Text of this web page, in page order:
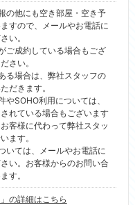
の他にも空き部屋・空き予
すので、メールやお電話に
い。
ご成約している場合もござ
さい。
る場合は、弊社スタッフの
だきます。
SOHO利用については、
れている場合もございます
客様に代わって弊社スタッ
ます。
いては、メールやお電話に
い。お客様からのお問い合
す。
の詳細はこちら